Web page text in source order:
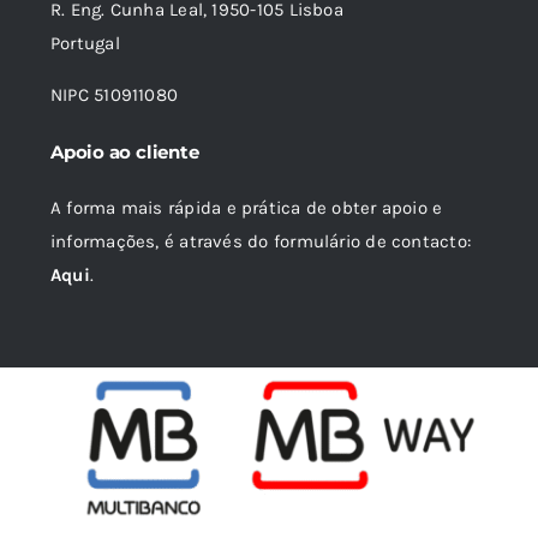
R. Eng. Cunha Leal, 1950-105 Lisboa
Portugal
NIPC 510911080
Apoio ao cliente
A forma mais rápida e prática de obter apoio e
informações, é através do formulário de contacto:
Aqui.